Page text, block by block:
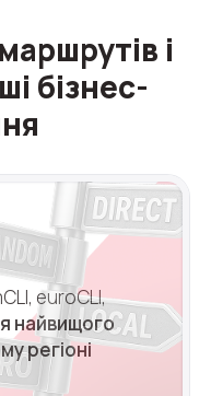
маршрутів і
бізнес-
euroCLI,
найвищого
регіоні